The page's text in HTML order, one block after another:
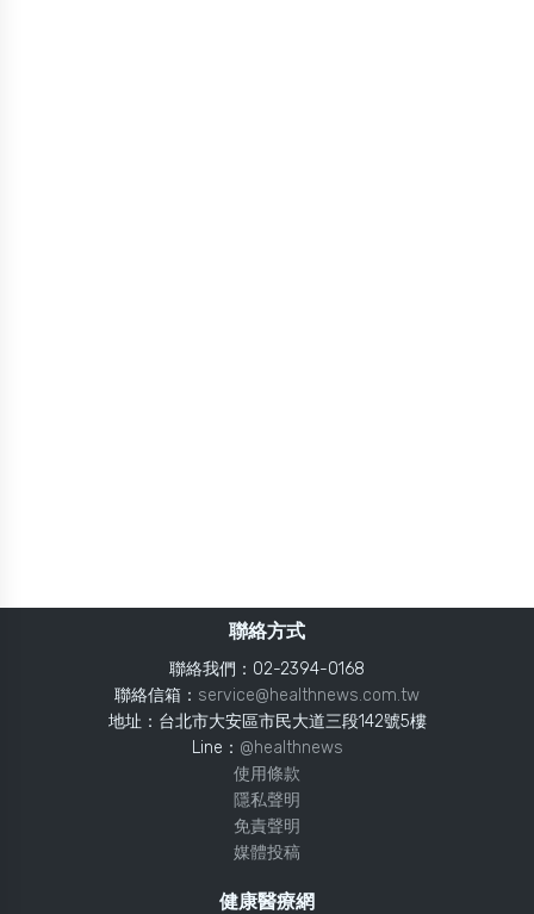
聯絡方式
聯絡我們：02-2394-0168
聯絡信箱： service@healthnews.com.tw
地址：台北市大安區市民大道三段142號5樓
Line： @healthnews
使用條款
隱私聲明
免責聲明
媒體投稿
健康醫療網